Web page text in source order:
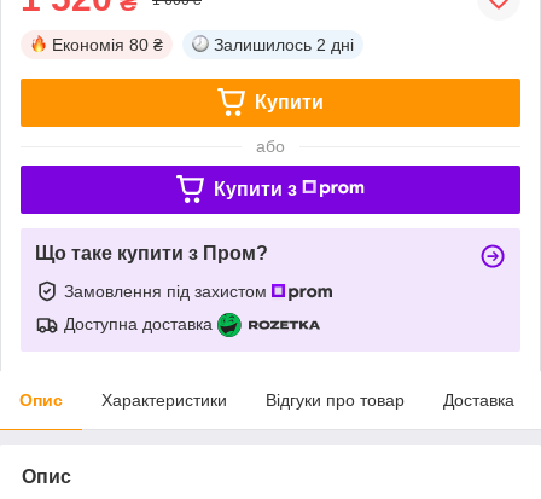
Економія 80 ₴ Залишилось 2 дні
Купити
або
Купити з
Що таке купити з Пром?
Замовлення під захистом
Доступна доставка
Опис Характеристики Відгуки про товар Доставка
Опис